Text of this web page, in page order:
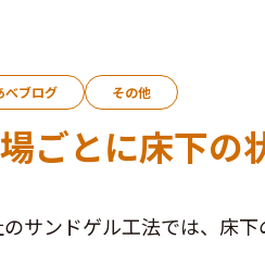
べブログ その他
ごとに床下の
サンドゲル工法では、床